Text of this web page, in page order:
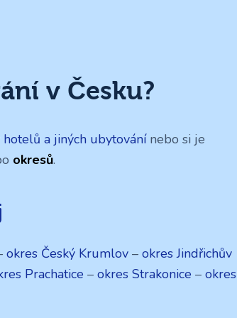
v Česku?
a jiných ubytovánínebo si je
okresů.
okres Český Krumlov –okres Jindřichův
Prachatice –okres Strakonice –okres